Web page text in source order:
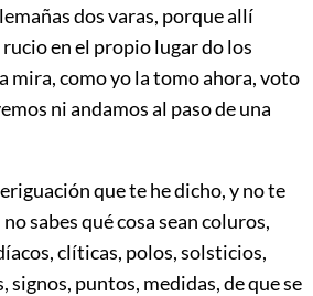
dos varas, porque allí
en el propio lugar do los
mira, como yo la tomo ahora, voto
ni andamos al paso de una
que te he dicho, y no te
sabes qué cosa sean coluros,
clíticas, polos, solsticios,
signos, puntos, medidas, de que se